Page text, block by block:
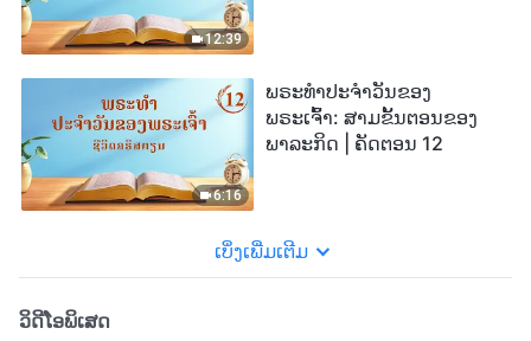
12:39
6:16
ພຣະທຳປະຈຳວັນຂອງ
ພຣະເຈົ້າ: ສາມຂັ້ນຕອນຂອງ
ພາລະກິດ | ຄັດຕອນ 12
ເບິ່ງເພີ່ມເຕີມ
ວິດີໂອພິເສດ